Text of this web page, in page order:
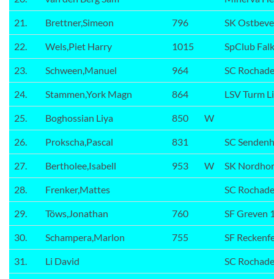
21. Brettner,Simeon 796 SK
22. Wels,Piet Harry 1015 SpClub
23. Schween,Manuel 964 SC
24. Stammen,York Magn 864 LSV Turm
25. Boghossian Liya 850 W
26. Prokscha,Pascal 831 SC
27. Bertholee,Isabell 953 W SK
28. Frenker,Mattes SC
29. Töws,Jonathan 760 SF Greven
30. Schampera,Marlon 755 SF
31. Li David SC